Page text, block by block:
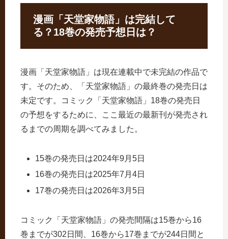
漫画「天堂家物語」は完結して
る？18巻の発売予想日は？
漫画「天堂家物語」は現在連載中で未完結の作品で
す。そのため、「天堂家物語」の最終巻の発売日は
未定です。コミック「天堂家物語」18巻の発売日
の予想をするために、ここ最近の最新刊が発売され
るまでの周期を調べてみました。
15巻の発売日は2024年9月5日
16巻の発売日は2025年7月4日
17巻の発売日は2026年3月5日
コミック「天堂家物語」の発売間隔は15巻から16
巻までが302日間、16巻から17巻までが244日間と